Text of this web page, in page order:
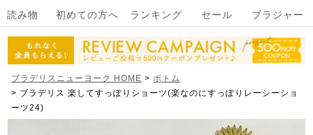
読み物 初めての方へ ランキング セール ブラジャー
ブラデリスニューヨーク HOME
ボトム
ブラデリス 楽してすっぽりショーツ(楽なのにすっぽりレーシーショ
ーツ24)